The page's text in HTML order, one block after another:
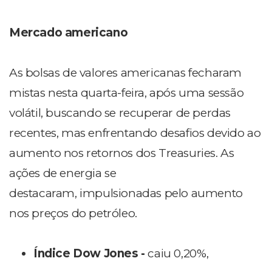
Mercado americano
As bolsas de valores americanas fecharam
mistas nesta quarta-feira, após uma sessão
volátil, buscando se recuperar de perdas
recentes, mas enfrentando desafios devido ao
aumento nos retornos dos Treasuries. As
ações de energia se
destacaram, impulsionadas pelo aumento
nos preços do petróleo.
Índice Dow Jones - caiu 0,20%,